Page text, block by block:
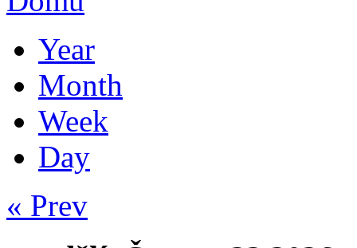
Year
Month
Week
Day
« Prev